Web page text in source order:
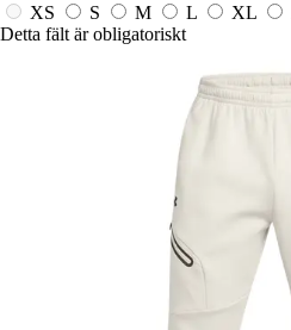
XS
S M L XL
Detta fält är obligatoriskt